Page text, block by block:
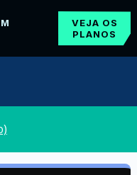
VEJA OS
PLANOS